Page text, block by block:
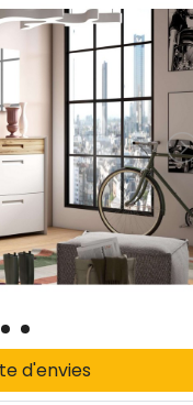
d'envies